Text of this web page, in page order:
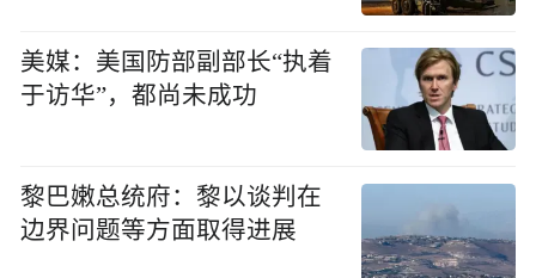
美媒：美国防部副部长“执着
于访华”，都尚未成功
黎巴嫩总统府：黎以谈判在
边界问题等方面取得进展